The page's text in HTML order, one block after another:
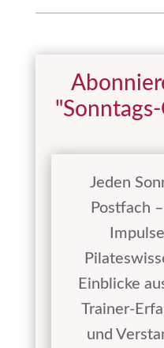
Jeden
Postfach
Einblicke
Trainer-
und